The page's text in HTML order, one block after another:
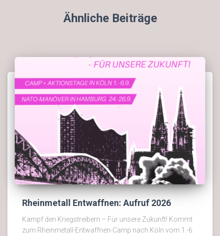
Ähnliche Beiträge
Rheinmetall Entwaffnen: Aufruf 2026
Kampf den Kriegstreibern – Für unsere Zukunft! Kommt
zum Rheinmetall-Entwaffnen-Camp nach Köln vom 1.-6.